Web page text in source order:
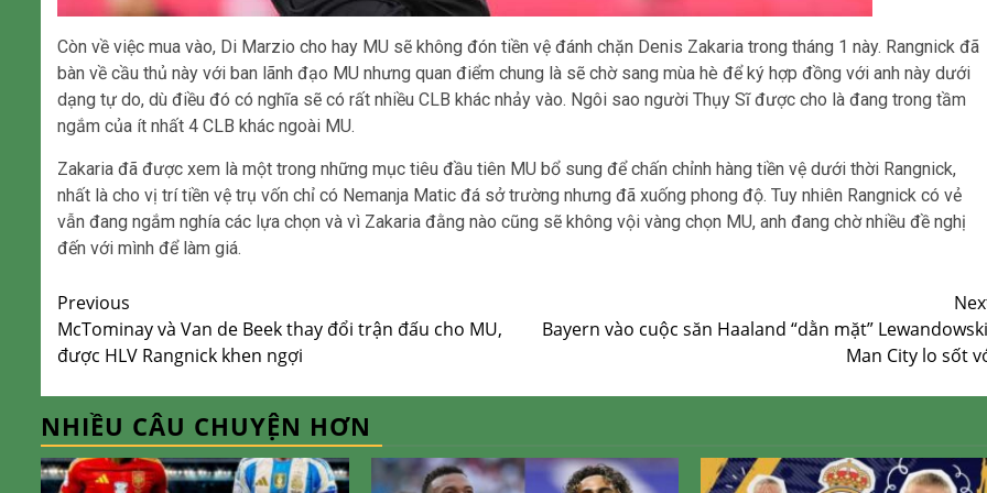
Còn về việc mua vào, Di Marzio cho hay MU sẽ không đón tiền vệ đánh chặn Denis Zakaria trong tháng 1 này. Rangnick đã
bàn về cầu thủ này với ban lãnh đạo MU nhưng quan điểm chung là sẽ chờ sang mùa hè để ký hợp đồng với anh này dưới
dạng tự do, dù điều đó có nghĩa sẽ có rất nhiều CLB khác nhảy vào. Ngôi sao người Thụy Sĩ được cho là đang trong tầm
ngắm của ít nhất 4 CLB khác ngoài MU.
Zakaria đã được xem là một trong những mục tiêu đầu tiên MU bổ sung để chấn chỉnh hàng tiền vệ dưới thời Rangnick,
nhất là cho vị trí tiền vệ trụ vốn chỉ có Nemanja Matic đá sở trường nhưng đã xuống phong độ. Tuy nhiên Rangnick có vẻ
vẫn đang ngắm nghía các lựa chọn và vì Zakaria đằng nào cũng sẽ không vội vàng chọn MU, anh đang chờ nhiều đề nghị
đến với mình để làm giá.
Continue
Reading
Previous
McTominay và Van de Beek thay đổi trận đấu cho MU,
được HLV Rangnick khen ngợi
Bayern vào cuộc săn Haaland “dằn mặt”
Man City lo sốt
NHIỀU CÂU CHUYỆN HƠN